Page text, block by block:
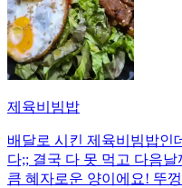
제육비빔밥
배달로 시킨 제육비빔밥인
다;; 결국 다 못 먹고 다음
큼 혜자로운 양이에요! 뚜